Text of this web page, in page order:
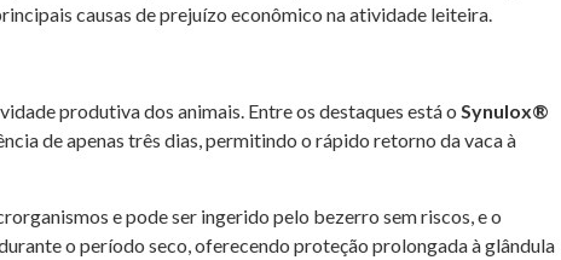
causas de prejuízo econômico na atividade leiteira.
produtiva dos animais. Entre os destaques está o Synulox®
de apenas três dias, permitindo o rápido retorno da vaca à
e pode ser ingerido pelo bezerro sem riscos, e o
o período seco, oferecendo proteção prolongada à glândula